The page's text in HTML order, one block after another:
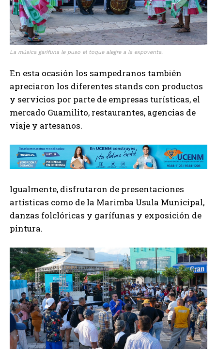
La música garifuna le puso el toque alegre a la expoventa.
En esta ocasión los sampedranos también
apreciaron los diferentes stands con productos
y servicios por parte de empresas turísticas, el
mercado Guamilito, restaurantes, agencias de
viaje y artesanos.
Igualmente, disfrutaron de presentaciones
artísticas como de la Marimba Usula Municipal,
danzas folclóricas y garífunas y exposición de
pintura.